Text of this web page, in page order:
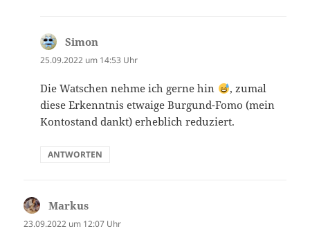
Simon
25.09.2022 um 14:53 Uhr
Die Watschen nehme ich gerne hin
, zumal
diese Erkenntnis etwaige Burgund-Fomo (mein
Kontostand dankt) erheblich reduziert.
ANTWORTEN
Markus
23.09.2022 um 12:07 Uhr